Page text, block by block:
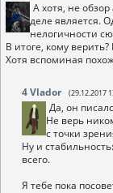
А хотя, не
деле является.
нелогичности
В итоге, кому
Хотя вспоминая
4Vlador (29.12.2017
Да, он
Не верь
с точки
Ну и
всего.
Я тебе пока